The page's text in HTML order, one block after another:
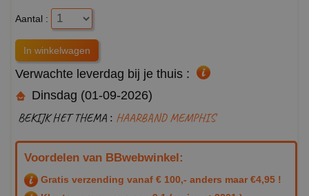
Aantal :
Verwachte leverdag bij je thuis :
Dinsdag (01-09-2026)
BEKIJK HET THEMA : HAARBAND MEMPHIS
Voordelen van BBwebwinkel:
Gratis verzending vanaf € 100,- anders maar €4,95 !